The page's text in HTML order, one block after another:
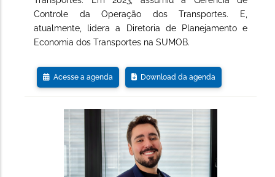
Controle da Operação dos Transportes. E,
atualmente, lidera a Diretoria de Planejamento e
Economia dos Transportes na SUMOB.
Acesse a agenda Download da agenda